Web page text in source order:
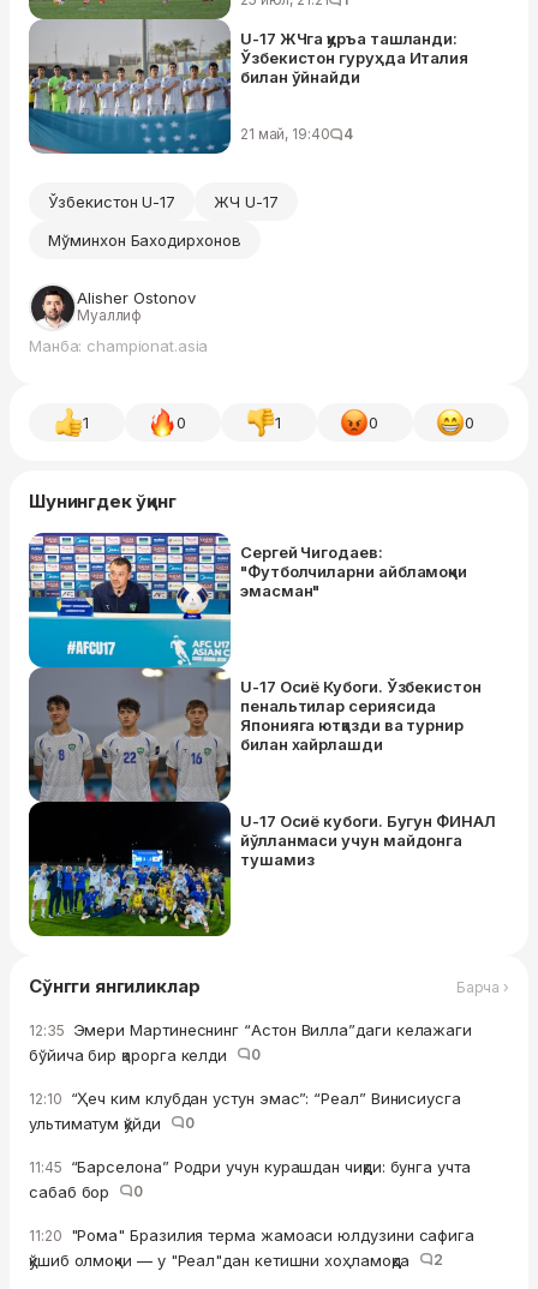
U-17 ЖЧга қуръа ташланди:
Ўзбекистон гуруҳда Италия
билан ўйнайди
21 май, 19:40 4
Ўзбекистон U-17
ЖЧ U-17
Мўминхон Баходирхонов
Alisher Ostonov
Муаллиф
Манба: championat.asia
1 0 1 0 0
Шунингдек ўқинг
Сергей Чигодаев:
"Футболчиларни айбламоқчи
эмасман"
U-17 Осиё Кубоги. Ўзбекистон
пенальтилар сериясида
Японияга ютқазди ва турнир
билан хайрлашди
U-17 Осиё кубоги. Бугун ФИНАЛ
йўлланмаси учун майдонга
тушамиз
Сўнгги янгиликлар Барча ›
12:35 Эмери Мартинеснинг “Астон Вилла”даги келажаги
бўйича бир қарорга келди
0
12:10 “Ҳеч ким клубдан устун эмас”: “Реал” Винисиусга
ультиматум қўйди
0
11:45 “Барселона” Родри учун курашдан чиқди: бунга учта
сабаб бор
0
11:20 "Рома" Бразилия терма жамоаси юлдузини сафига
қўшиб олмоқчи — у "Реал"дан кетишни хоҳламоқда
2